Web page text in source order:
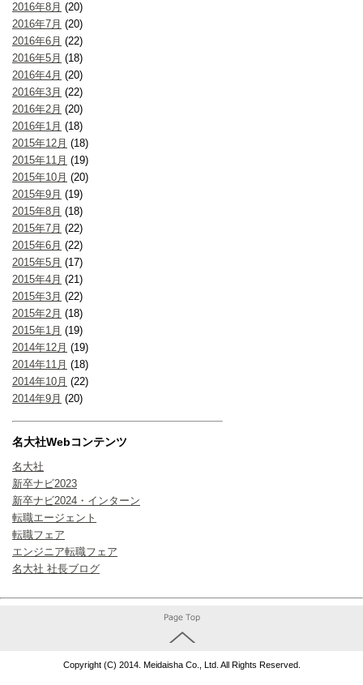
2016年8月 (20)
2016年7月 (20)
2016年6月 (22)
2016年5月 (18)
2016年4月 (20)
2016年3月 (22)
2016年2月 (20)
2016年1月 (18)
2015年12月 (18)
2015年11月 (19)
2015年10月 (20)
2015年9月 (19)
2015年8月 (18)
2015年7月 (22)
2015年6月 (22)
2015年5月 (17)
2015年4月 (21)
2015年3月 (22)
2015年2月 (18)
2015年1月 (19)
2014年12月 (19)
2014年11月 (18)
2014年10月 (22)
2014年9月 (20)
名大社Webコンテンツ
名大社
新卒ナビ2023
新卒ナビ2024・インターン
転職エージェント
転職フェア
エンジニア転職フェア
名大社 社長ブログ
Copyright (C) 2014. Meidaisha Co., Ltd. All Rights Reserved.